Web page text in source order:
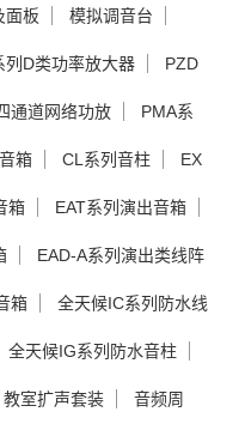
面板 模拟调音台
列D类功率放大器 PZD
通道网络功放 PMA系
箱 CL系列音柱 EX
箱 EAT系列演出音箱
EAD-A系列演出类线阵
箱 全天候IC系列防水线
全天候IG系列防水音柱
教室扩声套装 音频周